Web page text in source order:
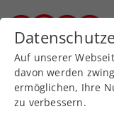
Zurück zur
Turniere
Auf unserer
davon werden
ermöglichen, Ihre
zu verbessern.